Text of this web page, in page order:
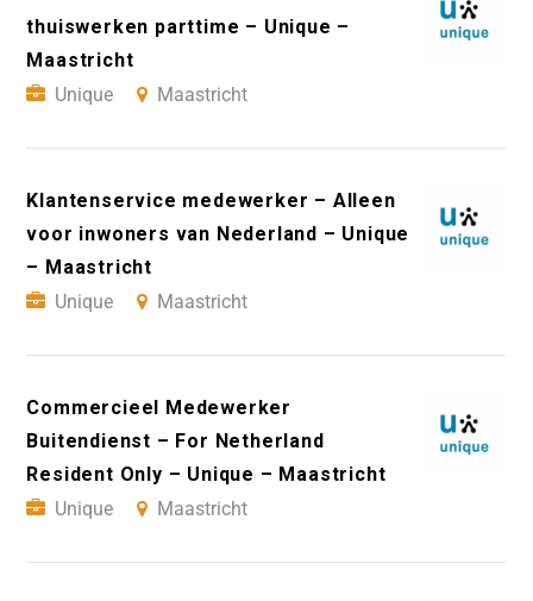
thuiswerken parttime – Unique –
Maastricht
Unique
Maastricht
Klantenservice medewerker – Alleen
voor inwoners van Nederland – Unique
– Maastricht
Unique
Maastricht
Commercieel Medewerker
Buitendienst – For Netherland
Resident Only – Unique – Maastricht
Unique
Maastricht